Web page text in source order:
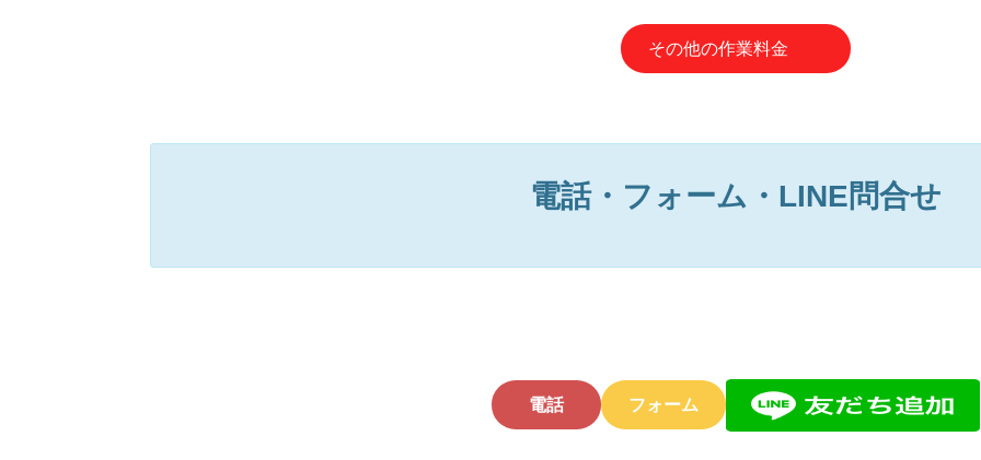
その他の作業料金
電話・フォーム・LINE問合せ
電話 フォーム